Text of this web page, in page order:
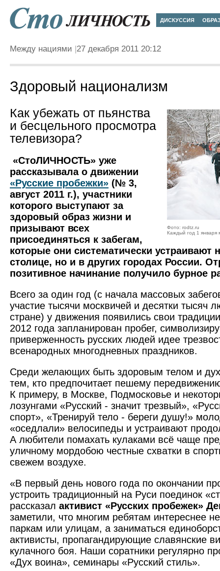
ДИСКУССИЯ
Между нациями 27 декабря 2011 20:12
Здоровый национализм
Фото: rodtz.ru
Каждый год 1 января
Как убежать от пьянства
и бесцельного просмотра
телевизора?
«СтоЛИЧНОСТЬ» уже
рассказывала о движении
«Русские пробежки» (№ 3,
август 2011 г.), участники
которого выступают за
здоровый образ жизни и
призывают всех
присоединяться к забегам,
которые они систематически устраивают
столице, но и в других городах России.
позитивное начинание получило бурное
Всего за один год (с начала массовых
участие тысячи москвичей и десятки тысяч
стране) у движения появились свои
2012 года запланирован пробег,
приверженность русских людей идее
всенародных многодневных праздников.
Среди желающих быть здоровым телом и
тем, кто предпочитает пешему
К примеру, в Москве, Подмосковье и
лозунгами «Русский - значит трезвый»,
спорт», «Тренируй тело - береги душу!»
«оседлали» велосипеды и устраивают
А любители помахать кулаками всё чаще
уличному мордобою честные схватки в
свежем воздухе.
«В первый день нового года по окончании
устроить традиционный на Руси поединок
рассказал активист «Русских пробежек»
заметили, что многим ребятам интереснее
паркам или улицам, а заниматься
активисты, пропагандирующие славянские
кулачного боя. Наши соратники регулярно
«Дух воина», семинары «Русский стиль».